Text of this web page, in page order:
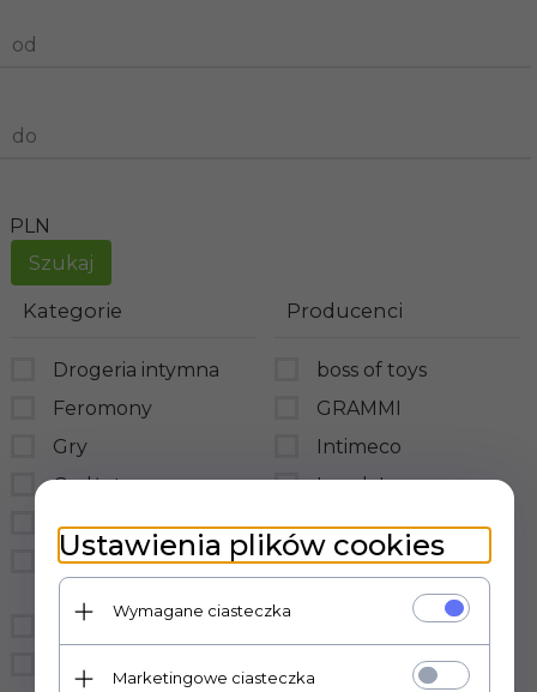
od
do
PLN
Kategorie
Drogeria intymna
Feromony
Gry
Gadżety
BDSM
Prezerwatywy
hurtownia
Bielizna
Śmieszne
Producenci
boss of toys
GRAMMI
Intimeco
LovelyLovers
LoveStim
LSDI
medica-group
MedTime
Ustawienia plików cookies
Wymagane ciasteczka
Marketingowe ciasteczka